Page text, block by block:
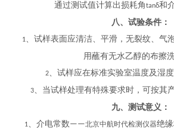
通过测试值计算出损耗角tanδ和
八、试验条件：
1、试样表面应清洁、平滑，无裂纹、气
用蘸有无水乙醇的布擦洗
2、试样应在标准实验室温度及湿
3、当试样处理有特殊要求时，可按其
九、测试意义：
1、介电常数——北京中航时代检测仪器绝